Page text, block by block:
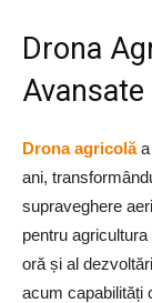
Drona
Avansate
Drona agricolăa
ani,
supraveghere
pentru
oră și al
acum capabilități